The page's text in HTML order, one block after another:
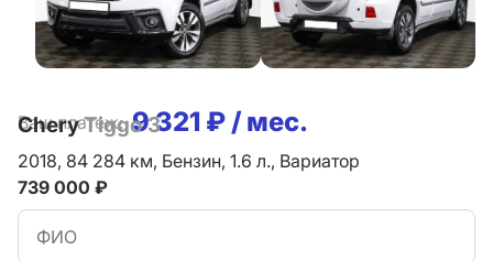
Ваш платеж: 9 321 ₽ / мес.
CheryTiggo 3
2018, 84 284 км, Бензин, 1.6 л., Вариатор
739 000 ₽